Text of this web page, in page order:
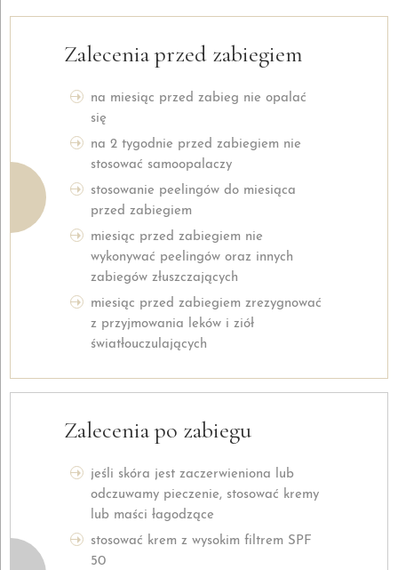
Zalecenia przed zabiegiem
na miesiąc przed zabieg nie opalać
się
na 2 tygodnie przed zabiegiem nie
stosować samoopalaczy
stosowanie peelingów do miesiąca
przed zabiegiem
miesiąc przed zabiegiem nie
wykonywać peelingów oraz innych
zabiegów złuszczających
miesiąc przed zabiegiem zrezygnować
z przyjmowania leków i ziół
światłouczulających
Zalecenia po zabiegu
jeśli skóra jest zaczerwieniona lub
odczuwamy pieczenie, stosować kremy
lub maści łagodzące
stosować krem z wysokim filtrem SPF
50